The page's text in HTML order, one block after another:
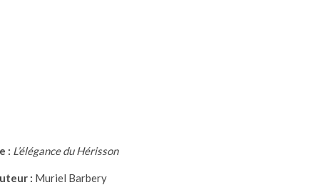
: L’élégance du Hérisson
: Muriel Barbery